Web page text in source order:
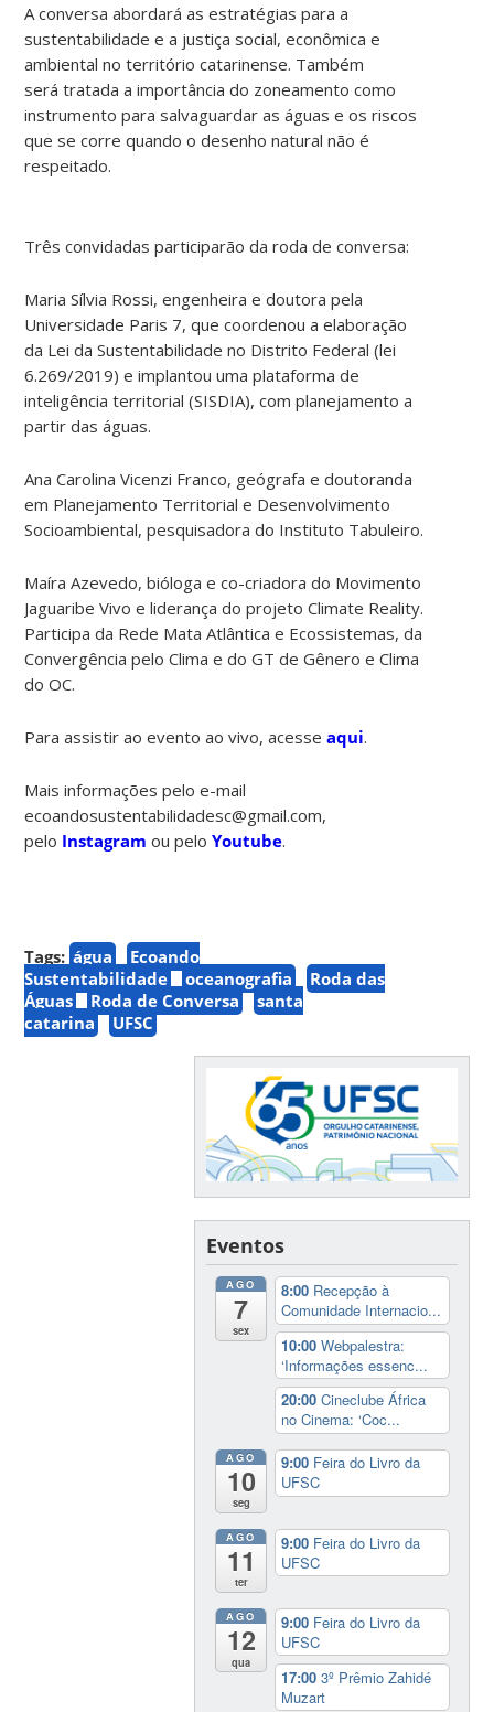
A conversa abordará as estratégias para a
sustentabilidade e a justiça social, econômica e
ambiental no território catarinense. Também
será tratada a importância do zoneamento como
instrumento para salvaguardar as águas e os riscos
que se corre quando o desenho natural não é
respeitado.
Três convidadas participarão da roda de conversa:
Maria Sílvia Rossi, engenheira e doutora pela
Universidade Paris 7, que coordenou a elaboração
da Lei da Sustentabilidade no Distrito Federal (lei
6.269/2019) e implantou uma plataforma de
inteligência territorial (SISDIA), com planejamento a
partir das águas.
Ana Carolina Vicenzi Franco, geógrafa e doutoranda
em Planejamento Territorial e Desenvolvimento
Socioambiental, pesquisadora do Instituto Tabuleiro.
Maíra Azevedo, bióloga e co-criadora do Movimento
Jaguaribe Vivo e liderança do projeto Climate Reality.
Participa da Rede Mata Atlântica e Ecossistemas, da
Convergência pelo Clima e do GT de Gênero e Clima
do OC.
Para assistir ao evento ao vivo, acesseaqui.
Mais informações pelo e-mail
ecoandosustentabilidadesc@gmail.com,
pelo Instagram ou peloYoutube.
Tags: água
Ecoando
Sustentabilidade
oceanografia
Roda das
Águas
Roda de Conversa
santa
catarina
UFSC
Eventos
AGO
7
sex
8:00 Recepção à
Comunidade Internacio...
10:00Webpalestra:
‘Informações essenc...
20:00Cineclube África
no Cinema: ‘Coc...
AGO
10
seg
9:00 Feira do Livro da
UFSC
AGO
11
ter
9:00 Feira do Livro da
UFSC
AGO
12
qua
9:00 Feira do Livro da
UFSC
17:003º Prêmio Zahidé
Muzart